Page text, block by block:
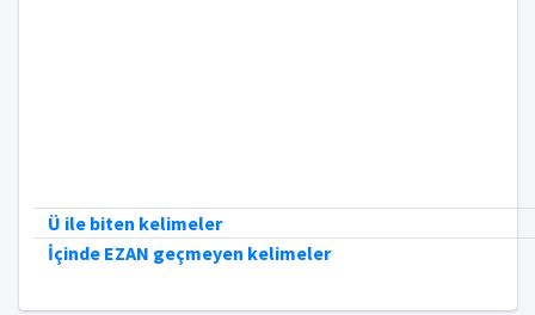
Ü ile biten kelimeler
İçinde EZAN geçmeyen kelimeler